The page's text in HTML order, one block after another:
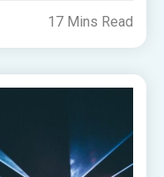
17 Mins Read